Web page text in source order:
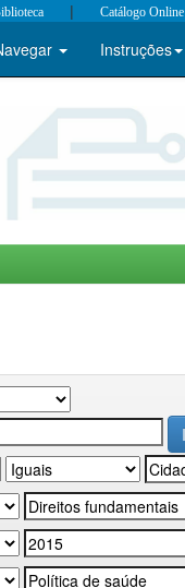
| Catálogo Online
Instruções